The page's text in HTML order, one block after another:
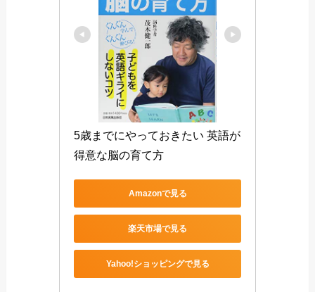
5歳までにやっておきたい 英語が
得意な脳の育て方
Amazonで見る
楽天市場で見る
Yahoo!ショッピングで見る